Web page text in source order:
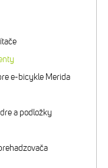
e-bicykle Merida
a podložky